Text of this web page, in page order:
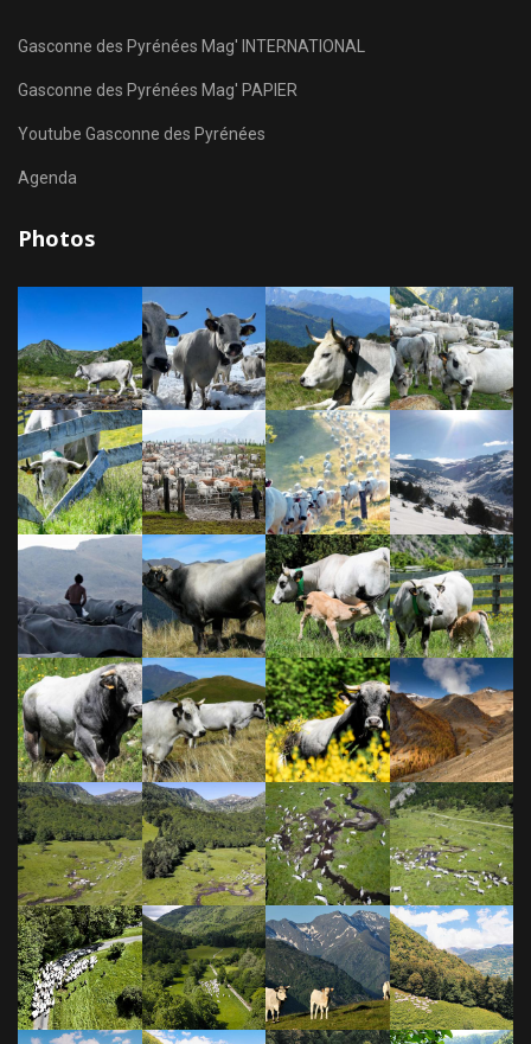
Gasconne des Pyrénées Mag' INTERNATIONAL
Gasconne des Pyrénées Mag' PAPIER
Youtube Gasconne des Pyrénées
Agenda
Photos